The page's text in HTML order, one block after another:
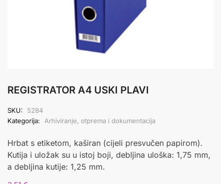
REGISTRATOR A4 USKI PLAVI
SKU:
5284
Kategorija:
Arhiviranje, otprema i dokumentacija
Hrbat s etiketom, kaširan (cijeli presvučen papirom).
Kutija i uložak su u istoj boji, debljina uloška: 1,75 mm,
a debljina kutije: 1,25 mm.